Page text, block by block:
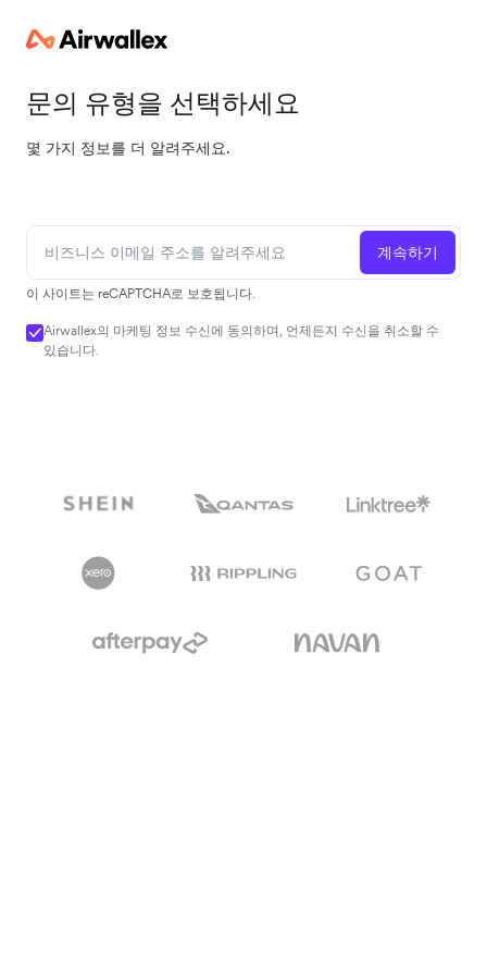
문의 유형을 선택하세요
몇 가지 정보를 더 알려주세요.
계속하기
이 사이트는 reCAPTCHA로 보호됩니다.
Airwallex의 마케팅 정보 수신에 동의하며, 언제든지 수신을 취소할 수
있습니다.